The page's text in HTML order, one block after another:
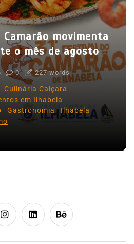
movimenta
o mês de agosto
0 227 words
Culinária Caiçara
em Ilhabela
Gastronomia
Ilhabela